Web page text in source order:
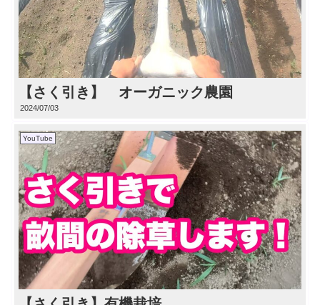
【さく引き】 オーガニック農園
2024/07/03
YouTube